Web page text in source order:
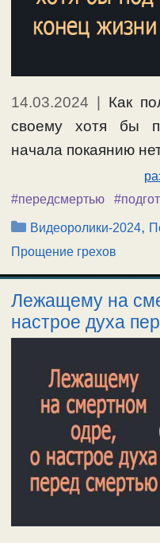
14.03.2024
Как
своему хотя бы
начала покаянию
#передсмертью
Рубрики
Видеоролики-2024,
Прощение грехов
Лежащему на
настрое духа